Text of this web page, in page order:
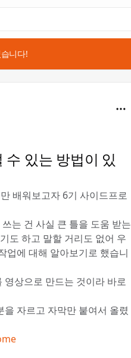
니다!
있는 방법이 있
배워보고자 6기 사이드프로
는 건 사실 큰 틀을 도움 받는
도 하고 말할 거리도 없어 우
업에 대해 알아보기로 했습니
상으로 만드는 것이라 바로
자르고 자막만 붙여서 올렸